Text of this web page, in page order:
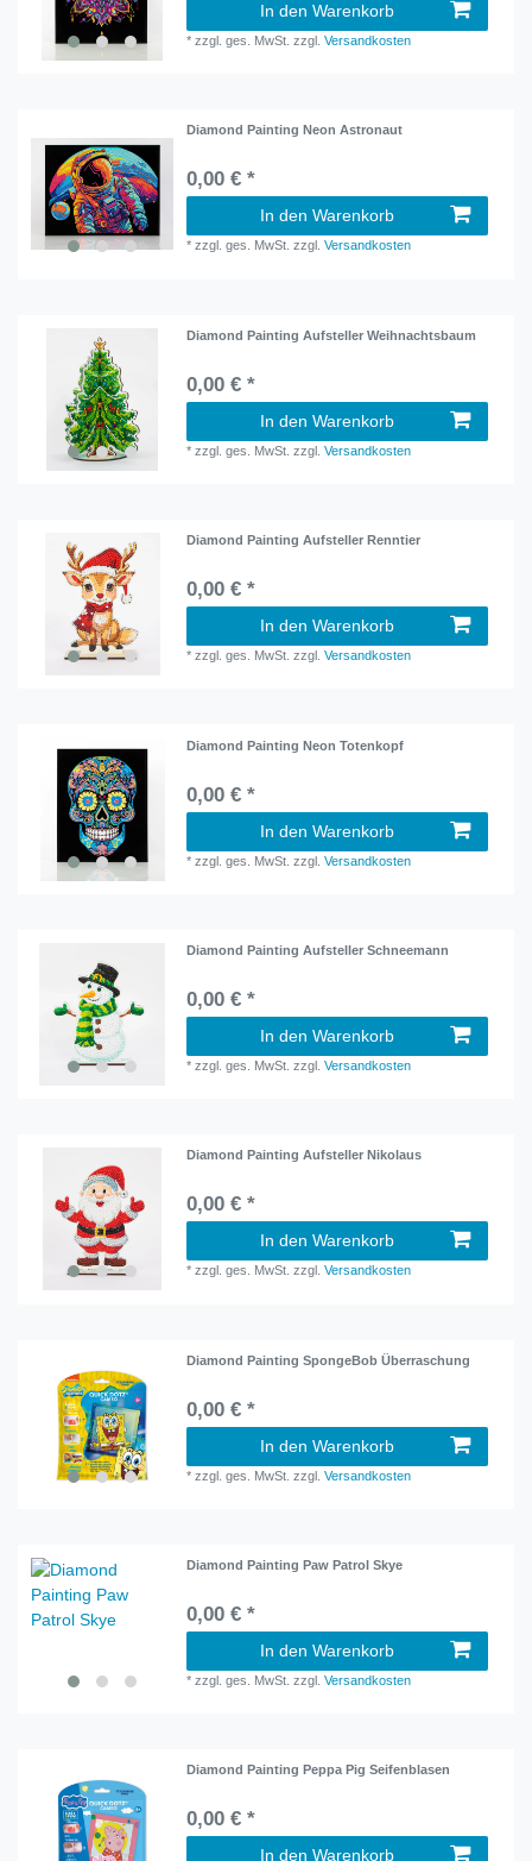
In den Warenkorb
*zzgl. ges. MwSt. zzgl.Versandkosten
Diamond Painting Neon Astronaut
0,00 € *
In den Warenkorb
*zzgl. ges. MwSt. zzgl.Versandkosten
Diamond Painting Aufsteller Weihnachtsbaum
0,00 € *
In den Warenkorb
*zzgl. ges. MwSt. zzgl.Versandkosten
Diamond Painting Aufsteller Renntier
0,00 € *
In den Warenkorb
*zzgl. ges. MwSt. zzgl.Versandkosten
Diamond Painting Neon Totenkopf
0,00 € *
In den Warenkorb
*zzgl. ges. MwSt. zzgl.Versandkosten
Diamond Painting Aufsteller Schneemann
0,00 € *
In den Warenkorb
*zzgl. ges. MwSt. zzgl.Versandkosten
Diamond Painting Aufsteller Nikolaus
0,00 € *
In den Warenkorb
*zzgl. ges. MwSt. zzgl.Versandkosten
Diamond Painting SpongeBob Überraschung
0,00 € *
In den Warenkorb
*zzgl. ges. MwSt. zzgl.Versandkosten
Diamond Painting Paw Patrol Skye
0,00 € *
In den Warenkorb
*zzgl. ges. MwSt. zzgl.Versandkosten
Diamond Painting Peppa Pig Seifenblasen
0,00 € *
In den Warenkorb